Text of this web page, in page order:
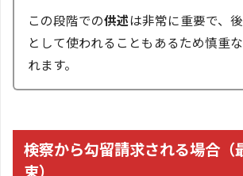
この段階での供述は非常に重要で、
として使われることもあるため慎重
れます。
検察から勾留請求される場合（
束）